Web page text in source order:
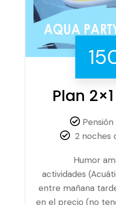
Plan
2 noches
Humor
actividades
entre mañana
en el precio (no